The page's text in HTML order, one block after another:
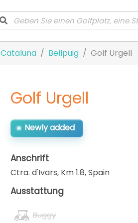
Cataluna Bellpuig Golf Urgell
Golf Urgell
Newly added
Anschrift
Ctra. d'Ivars, Km 1.8,Spain
Ausstattung
Buggy